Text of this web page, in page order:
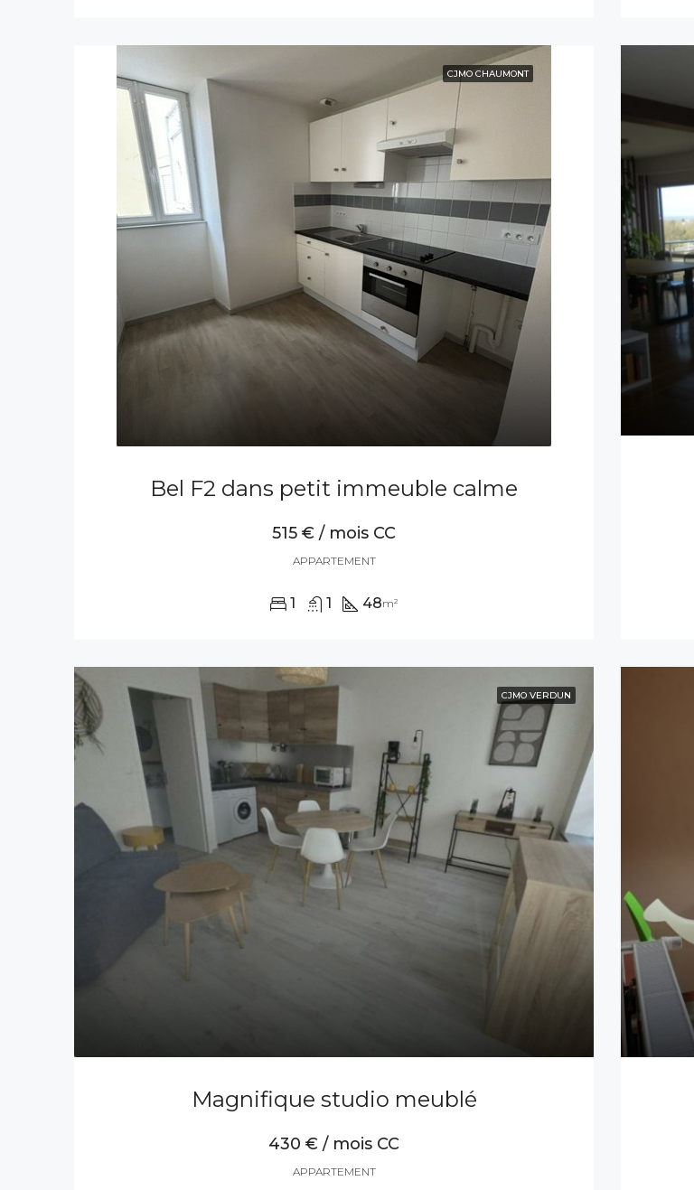
CJMO CHAUMONT
Bel F2 dans petit immeuble calme
515 € / mois CC
APPARTEMENT
1 1 48m²
CJMO VERDUN
Magnifique studio meublé
430 € / mois CC
APPARTEMENT